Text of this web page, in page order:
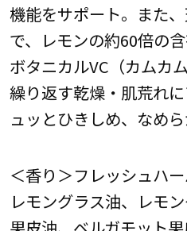
機能をサポート。また
で、レモンの約60倍の
ボタニカルVC（カムカ
繰り返す乾燥・肌荒れ
ュッとひきしめ、なめら
＜香り＞フレッシュハ
レモングラス油、レモ